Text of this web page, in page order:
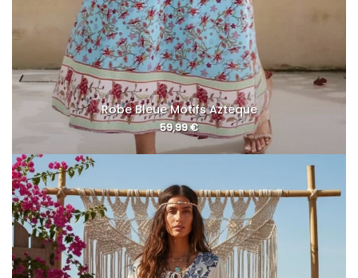
Robe Bleue Motifs Azteque
59,99€